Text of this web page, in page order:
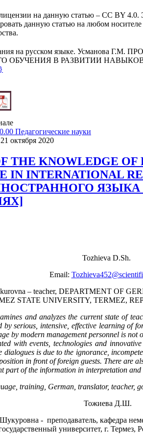
на данную статью – CC BY 4.0.
данную статью на любом
на русском языке. Усманова
В РАЗВИТИИ НАВЫКОВ
Педагогические науки
октября 2020
THE KNOWLEDGE OF
IN INTERNATIONAL
Tozhieva D.Sh.
Email:
– teacher, DEPARTMENT OF
STATE UNIVERSITY, TERMEZ,
and analyzes the current state of
by serious, intensive, effective learning of
by modern management personnel is not
with events, technologies and
dialogues is due to the ignorance,
in front of foreign guests. There are
part of the information in interpretation
training, German, translator, teacher,
Тожиева Д.Ш.
- преподаватель, кафедра
университет, г. Термез,